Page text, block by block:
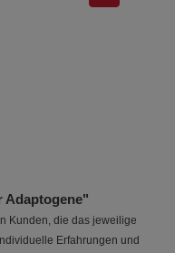
Adaptogene"
Kunden, die das jeweilige
Erfahrungen und